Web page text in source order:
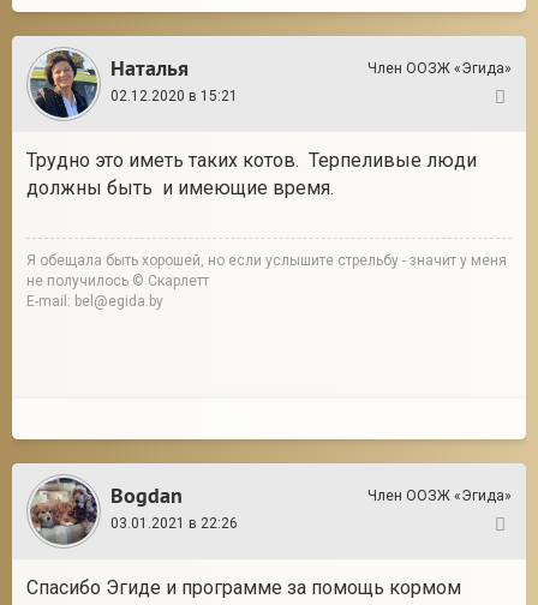
Наталья
Член ООЗЖ «Эгида»
02.12.2020 в 15:21
Трудно это иметь таких котов. Терпеливые люди
должны быть и имеющие время.
Я обещала быть хорошей, но если услышите стрельбу - значит у меня
не получилось © Скарлетт
E-mail: bel@egida.by
Bogdan
Член ООЗЖ «Эгида»
03.01.2021 в 22:26
Спасибо Эгиде и программе за помощь кормом